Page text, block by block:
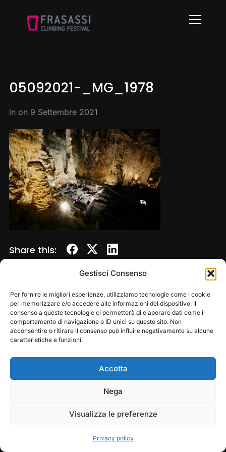
Gestisci Consenso
Per fornire le migliori esperienze, utilizziamo tecnologie come i cookie
per memorizzare e/o accedere alle informazioni del dispositivo. Il
consenso a queste tecnologie ci permetterà di elaborare dati come il
comportamento di navigazione o ID unici su questo sito. Non
acconsentire o ritirare il consenso può influire negativamente su alcune
caratteristiche e funzioni.
Accetta
Nega
Visualizza le preferenze
Privacy policy
Info
05092021-_MG_1978
in on 9 Settembre 2021
Share this:
Copyright © 2026 — Frasassi Climbing Festival. All
Rights Reserved